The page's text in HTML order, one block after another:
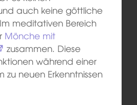
auch keine göttliche
meditativen Bereich
Mönche mit
zusammen. Diese
während einer
neuen Erkenntnissen